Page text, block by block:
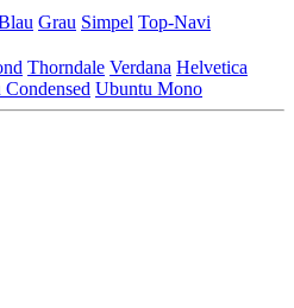
Grau Simpel Top-Navi
Thorndale Verdana Helvetica
Ubuntu Mono